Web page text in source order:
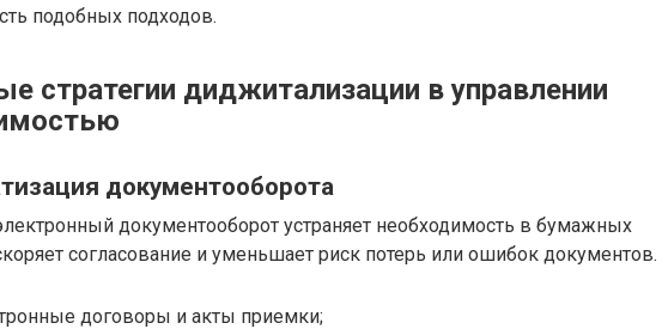
подобных подходов.
стратегии диджитализации в управлении
документооборота
документооборот устраняет необходимость в бумажных
согласование и уменьшает риск потерь или ошибок документов.
договоры и акты приемки;